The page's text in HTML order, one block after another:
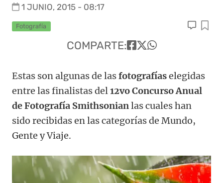
1 JUNIO, 2015 - 08:17
Fotografía
COMPARTE:
Estas son algunas de lasfotografíaselegidas
entre las finalistas del12vo Concurso Anual
de Fotografía Smithsonianlas cuales han
sido recibidas en las categorías de Mundo,
Gente y Viaje.